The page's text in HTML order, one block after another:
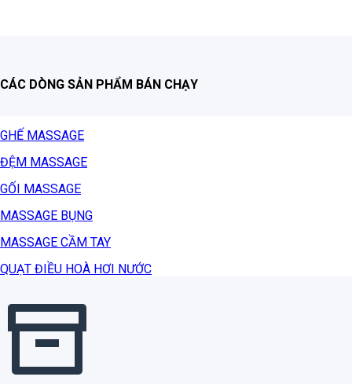
CÁC DÒNG SẢN PHẨM BÁN CHẠY
GHẾ MASSAGE
ĐỆM MASSAGE
GỐI MASSAGE
MASSAGE BỤNG
MASSAGE CẦM TAY
QUẠT ĐIỀU HOÀ HƠI NƯỚC